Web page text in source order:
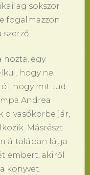
sokszor
fogalmazzon
hozta, egy
hogy ne
hogy mit tud
Andrea
olvasókörbe jár,
Másrészt
általában látja
embert, akiről
könyvet.